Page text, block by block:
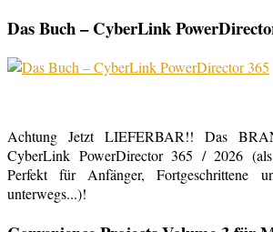
Das Buch – CyberLink
Achtung Jetzt LIEFERBAR!! Das
CyberLink PowerDirector 365 / 2026
Perfekt für Anfänger, Fortgeschrittene
unterwegs...)!